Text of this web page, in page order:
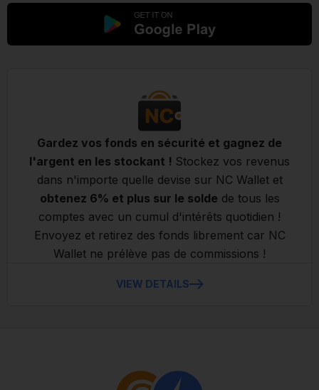
Gardez vos fonds en sécurité et gagnez de
l'argent en les stockant ! Stockez vos revenus
dans n'importe quelle devise sur NC Wallet et
obtenez 6% et plus sur le solde de tous les
comptes avec un cumul d'intérêts quotidien !
Envoyez et retirez des fonds librement car NC
Wallet ne prélève pas de commissions !
VIEW DETAILS